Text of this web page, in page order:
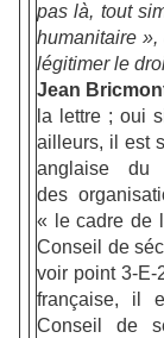
pas là, tout
humanitaire »,
légitimer le
Jean
la lettre ; oui
ailleurs, il est
anglaise du
des
« le cadre de
Conseil de
voir point 3-E-
française, il
Conseil de